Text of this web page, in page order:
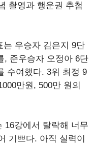
촬영과 행운권 추첨
는 우승자 김은지 9단
, 준우승자 오정아 6단
수여했다. 3위 최정 9
만원, 500만 원의
16강에서 탈락해 너무
기쁘다. 아직 실력이